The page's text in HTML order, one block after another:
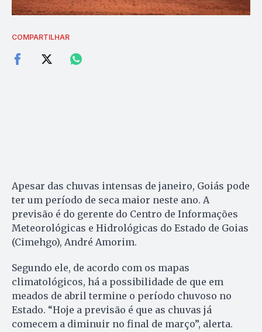
COMPARTILHAR
Apesar das chuvas intensas de janeiro, Goiás pode
ter um período de seca maior neste ano. A
previsão é do gerente do Centro de Informações
Meteorológicas e Hidrológicas do Estado de Goias
(Cimehgo), André Amorim.
Segundo ele, de acordo com os mapas
climatológicos, há a possibilidade de que em
meados de abril termine o período chuvoso no
Estado. “Hoje a previsão é que as chuvas já
comecem a diminuir no final de março”, alerta.